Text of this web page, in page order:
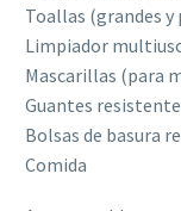
Toallas (grandes y
Limpiador
Mascarillas (para
Guantes
Bolsas de basura
Comida